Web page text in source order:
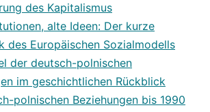
des Kapitalismus
alte Ideen: Der kurze
des Europäischen Sozialmodells
der deutsch-polnischen
im geschichtlichen Rückblick
polnischen Beziehungen bis 1990